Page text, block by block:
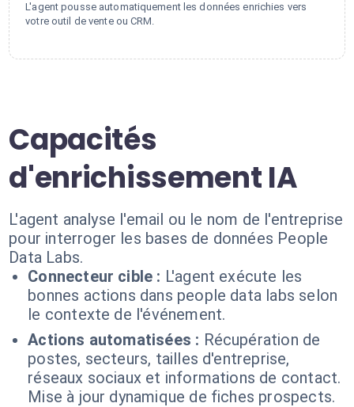
L'agent pousse automatiquement les données enrichies vers
votre outil de vente ou CRM.
Capacités
d'enrichissement IA
L'agent analyse l'email ou le nom de l'entreprise
pour interroger les bases de données People
Data Labs.
Connecteur cible : L'agent exécute les
bonnes actions dans people data labs selon
le contexte de l'événement.
Actions automatisées : Récupération de
postes, secteurs, tailles d'entreprise,
réseaux sociaux et informations de contact.
Mise à jour dynamique de fiches prospects.